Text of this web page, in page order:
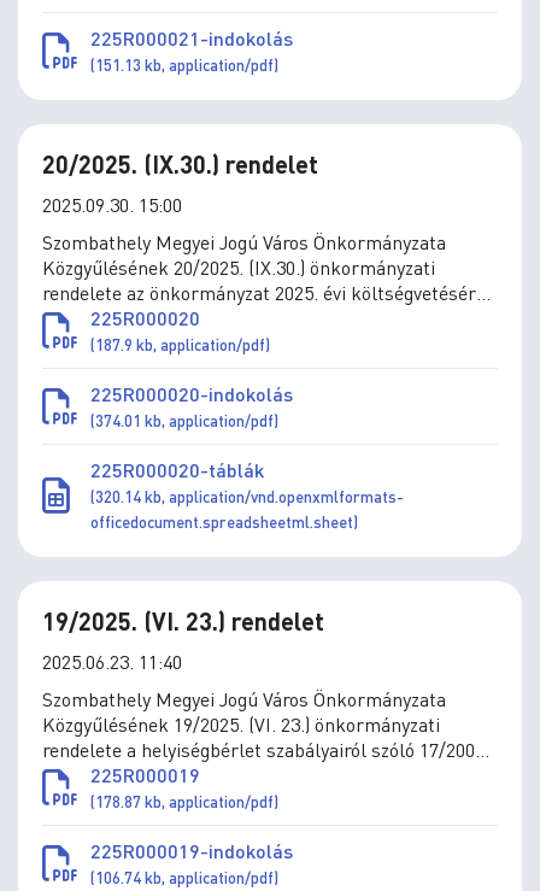
Társaság megszüntetéséről és az önkormányzati
feladatellátásnak költségvetési szerv által történő
átvételéről
225R000021-indokolás
(151.13 kb, application/pdf)
20/2025. (IX.30.) rendelet
2025.09.30. 15:00
Szombathely Megyei Jogú Város Önkormányzata
Közgyűlésének 20/2025. (IX.30.) önkormányzati
rendelete az önkormányzat 2025. évi költségvetéséről
szóló 4/2025. (II.28.) önkormányzati rendelet
módosításáról
225R000020
(187.9 kb, application/pdf)
225R000020-indokolás
(374.01 kb, application/pdf)
225R000020-táblák
(320.14 kb, application/vnd.openxmlformats-
officedocument.spreadsheetml.sheet)
19/2025. (VI. 23.) rendelet
2025.06.23. 11:40
Szombathely Megyei Jogú Város Önkormányzata
Közgyűlésének 19/2025. (VI. 23.) önkormányzati
rendelete a helyiségbérlet szabályairól szóló 17/2006.
(V.25.) önkormányzati rendelet módosításáról
225R000019
(178.87 kb, application/pdf)
225R000019-indokolás
(106.74 kb, application/pdf)